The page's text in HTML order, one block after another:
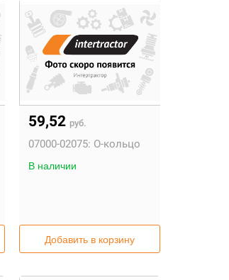
59,52 руб.
07000-02075: О-кольцо
В наличии
Добавить в корзину